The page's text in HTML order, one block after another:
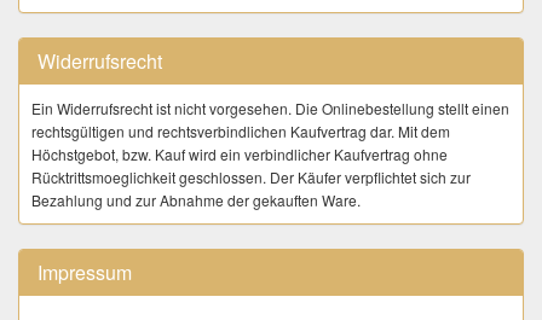
ABNAHME
Ware wird nach der Bezahlung nicht bei uns eingelagert oder
zwischengelagert. Die Kundschaft trägt dafür Sorge unmittelbar nach
dem Kauf eine verbindliche Versandadresse zur Verfügung zu stellen.
LIEFERUNG
Der Versand erfolgt nach vollständigem Zahlungseingang die vom
Käufer auf numisauktion.ch hinterlegte Adresse. Eine abweichende
Bezahlen - Käufer möchte bezahlen) mitzuteilen.
- Der Versand an My Post 24 - Stationen, sowie "Postlagernd" wird
Widerrufsrecht
Ein Widerrufsrecht ist nicht vorgesehen. Die Onlinebestellung stellt einen
rechtsgültigen und rechtsverbindlichen Kaufvertrag dar. Mit dem
Höchstgebot, bzw. Kauf wird ein verbindlicher Kaufvertrag ohne
Rücktrittsmoeglichkeit geschlossen. Der Käufer verpflichtet sich zur
Bezahlung und zur Abnahme der gekauften Ware.
Impressum